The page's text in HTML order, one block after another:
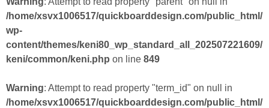
/home/xsvx1006517/quickboarddesign.com/public_html/
wp-
content/themes/keni80_wp_standard_all_202507221609/
keni/common/keni.php on line 849
Warning: Attempt to read property "term_id" on null in
/home/xsvx1006517/quickboarddesign.com/public_html/